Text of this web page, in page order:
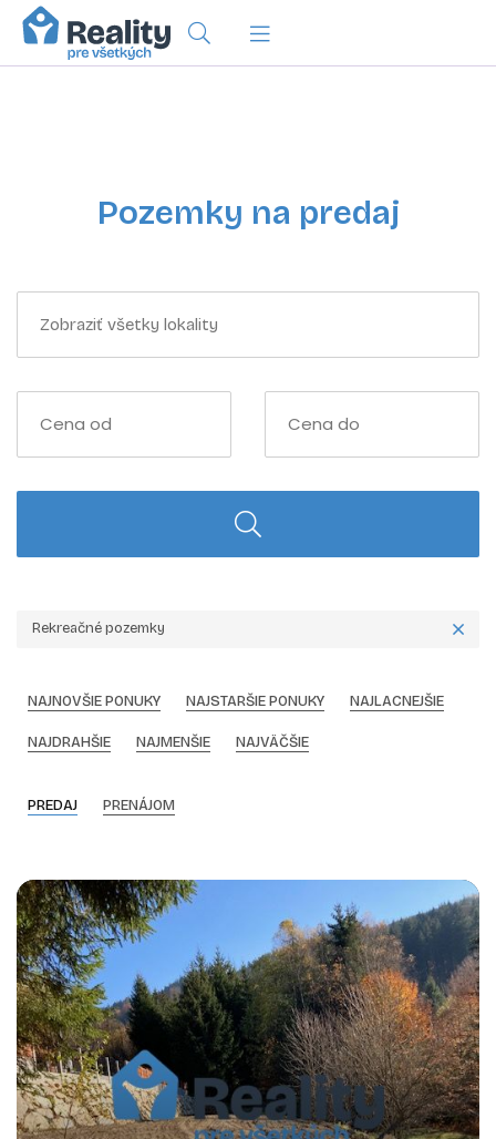
Pozemky na predaj
Rekreačné pozemky
NAJNOVŠIE PONUKY NAJSTARŠIE PONUKY NAJLACNEJŠIE
NAJDRAHŠIE NAJMENŠIE NAJVÄČŠIE
PREDAJ PRENÁJOM